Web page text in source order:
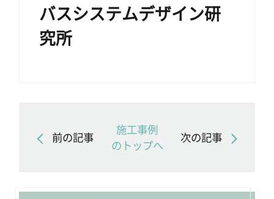
バスシステムデザイン研
究所
前の記事
施工事例
のトップへ
次の記事